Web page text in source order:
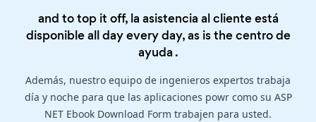
and to top it off, la asistencia al cliente está
disponible all day every day, as is thecentro de
ayuda .
Además, nuestro equipo de ingenieros expertos trabaja
día y noche para que las aplicaciones powr como su ASP
NET Ebook Download Form trabajen para usted.